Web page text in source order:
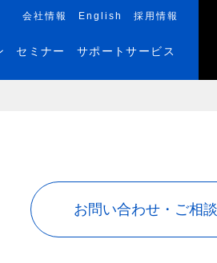
会社情報 English 採用情報
セミナー サポートサービス
お問い合わせ・ご相